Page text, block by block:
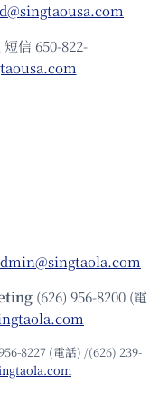
短信 650-822-
(626) 956-8200 (電
8227 (電話) /(626) 239-